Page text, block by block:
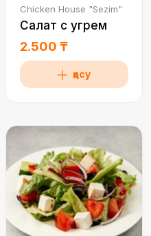
Chicken House "Sezim"
Салат с угрем
2.500 ₸
қосу